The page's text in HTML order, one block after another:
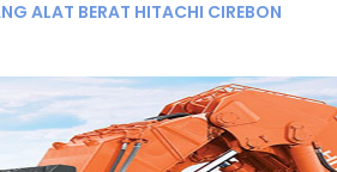
ALAT BERAT HITACHI CIREBON